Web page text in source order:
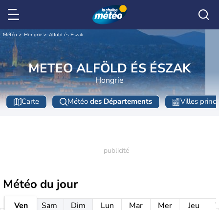
Météo Hongrie Alföld és Észak
METEO ALFÖLD ÉS ÉSZAK
Hongrie
Carte Météo des Départements Villes
Météo du jour
Ven
Sam
Dim
Lun
Mar
Mer
Jeu